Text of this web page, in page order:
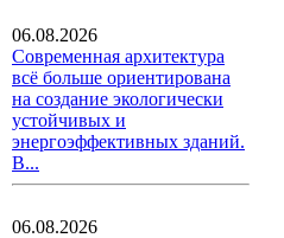
06.08.2026
Современная архитектура
всё больше ориентирована
на создание экологически
устойчивых и
энергоэффективных зданий.
В...
06.08.2026